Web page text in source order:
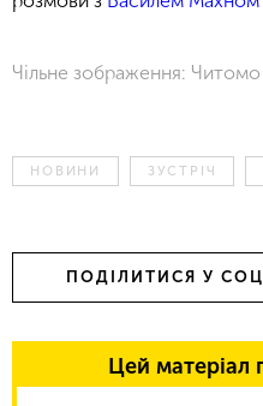
Чільне зображення: Читомо
НОВИНИ ЗУСТРІЧ
ПОДІЛИТИСЯ У
Цей матеріал